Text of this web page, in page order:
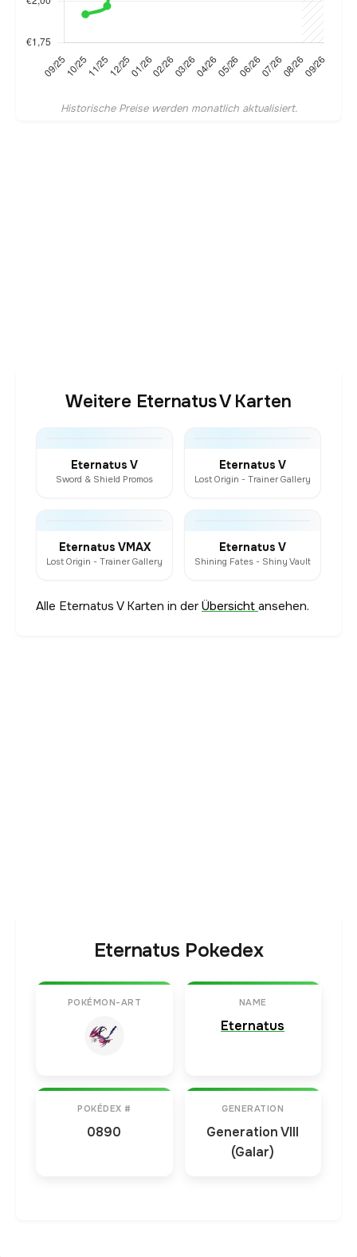
Historische Preise werden monatlich aktualisiert.
Weitere Eternatus V Karten
Eternatus V
Sword & Shield Promos
Eternatus V
Lost Origin - Trainer Gallery
Eternatus VMAX
Lost Origin - Trainer Gallery
Eternatus V
Shining Fates - Shiny Vault
Alle Eternatus V Karten in derÜbersicht ansehen.
Eternatus Pokedex
POKÉMON-ART NAME
Eternatus
POKÉDEX #
0890
GENERATION
Generation VIII
(Galar)